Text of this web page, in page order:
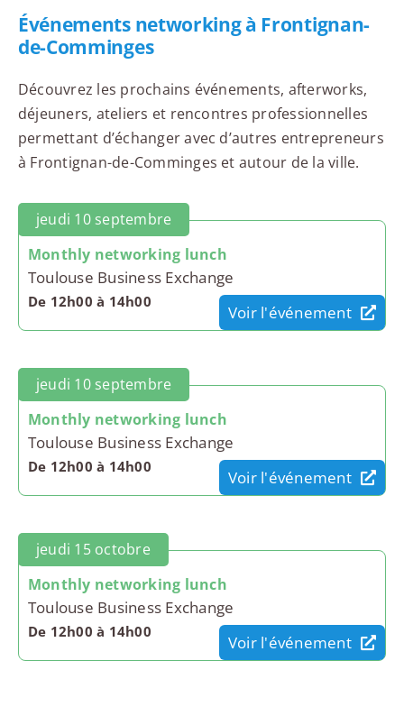
Événements networking à Frontignan-
de-Comminges
Découvrez les prochains événements, afterworks,
déjeuners, ateliers et rencontres professionnelles
permettant d’échanger avec d’autres entrepreneurs
à Frontignan-de-Comminges et autour de la ville.
jeudi 10 septembre
Monthly networking lunch
Toulouse Business Exchange
De 12h00 à 14h00
Voir l'événement
jeudi 10 septembre
Monthly networking lunch
Toulouse Business Exchange
De 12h00 à 14h00
Voir l'événement
jeudi 15 octobre
Monthly networking lunch
Toulouse Business Exchange
De 12h00 à 14h00
Voir l'événement